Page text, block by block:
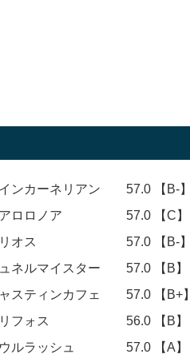
ンカーネリアン 57.0 【B-】
アロロノア 57.0 【C】
リオス 57.0 【B-】
ネルマイスター 57.0 【B】
スティンカフェ 57.0 【B+】
リフォス 56.0 【B】
ウルラッシュ 57.0 【A】